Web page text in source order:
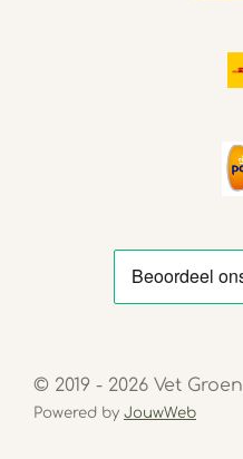
© 2019 - 2026 Vet Groen
Powered by JouwWeb